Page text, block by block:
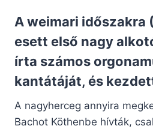
A weimari időszakra
esett első nagy
írta számos
kantátáját, és
A nagyherceg annyira
Bachot Köthenbe hívták,